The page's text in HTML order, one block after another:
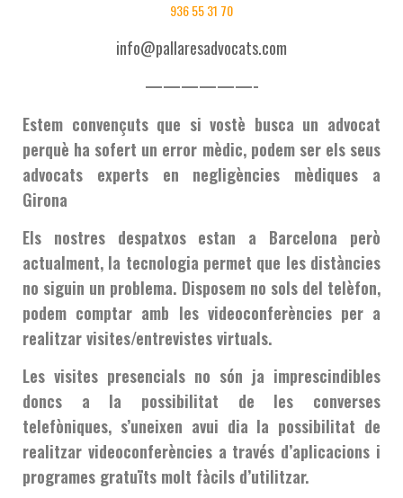
936 55 31 70
info@pallaresadvocats.com
——————-
Estem convençuts que si vostè busca un advocat
perquè ha sofert un error mèdic, podem ser els seus
advocats experts en negligències mèdiques a
Girona
Els nostres despatxos estan a Barcelona però
actualment, la tecnologia permet que les distàncies
no siguin un problema. Disposem no sols del telèfon,
podem comptar amb les videoconferències per a
realitzar visites/entrevistes virtuals.
Les visites presencials no són ja imprescindibles
doncs a la possibilitat de les converses
telefòniques, s’uneixen avui dia la possibilitat de
realitzar videoconferències a través d’aplicacions i
programes gratuïts molt fàcils d’utilitzar.